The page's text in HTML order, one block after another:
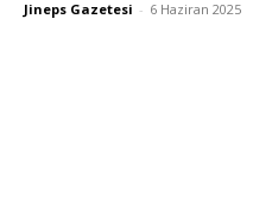
Jineps Gazetesi - 6 Haziran 2025